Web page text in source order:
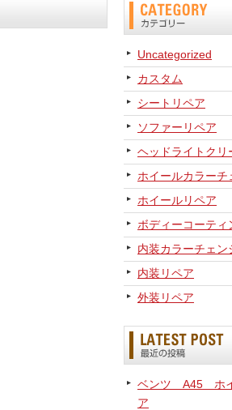
Uncategorized
カスタム
シートリペア
ソファーリペア
ヘッドライトクリ
ホイールカラーチ
ホイールリペア
ボディーコーティ
内装カラーチェン
内装リペア
外装リペア
ベンツ A45 ホ
ア